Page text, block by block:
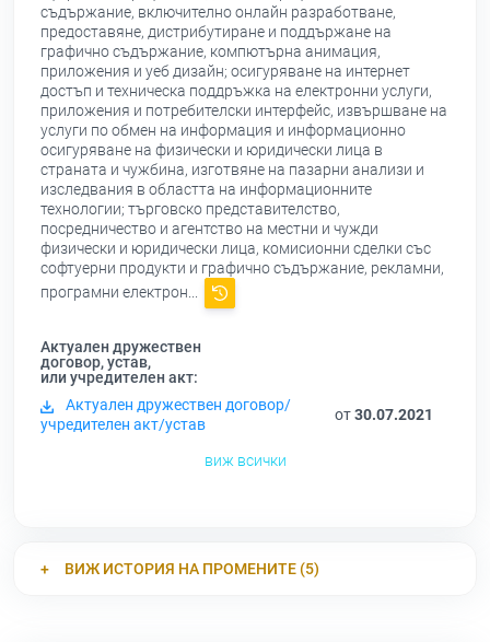
съдържание, включително онлайн разработване,
предоставяне, дистрибутиране и поддържане на
графично съдържание, компютърна анимация,
приложения и уеб дизайн; осигуряване на интернет
достъп и техническа поддръжка на електронни услуги,
приложения и потребителски интерфейс, извършване на
услуги по обмен на информация и информационно
осигуряване на физически и юридически лица в
страната и чужбина, изготвяне на пазарни анализи и
изследвания в областта на информационните
технологии; търговско представителство,
посредничество и агентство на местни и чужди
физически и юридически лица, комисионни сделки със
софтуерни продукти и графично съдържание, рекламни,
програмни електрон...
Актуален дружествен
договор, устав,
или учредителен акт:
Актуален дружествен договор/
учредителен акт/устав
от30.07.2021
виж всички
ВИЖ ИСТОРИЯ НА ПРОМЕНИТЕ (5)